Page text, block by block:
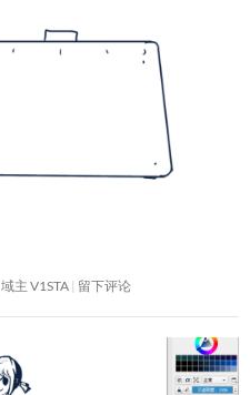
域主 V1STA 留下评论